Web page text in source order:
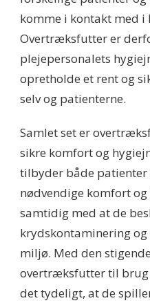
komme i kontakt med i
Overtræksfutter er
plejepersonalets
opretholde et rent og
selv og patienterne.
Samlet set er
sikre komfort og
tilbyder både patienter
nødvendige komfort
samtidig med at de
krydskontaminering
miljø. Med den
overtræksfutter til
det tydeligt, at de